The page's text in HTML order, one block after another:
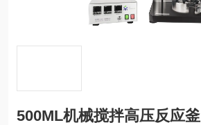
500ML机械搅拌高压反应釜